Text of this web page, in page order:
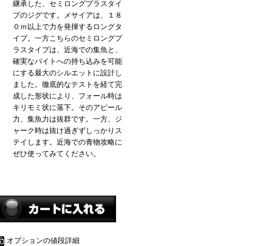
継承した、セミロングプラスタイ
プのジグです。メサイアは、１８
０ｍ以上で力を発揮するロングタ
イプ。一方こちらのセミロングプ
ラスタイプは、近海での集魚と、
確実なバイトへの持ち込みを可能
にする最大のシルエットに設計し
ました。徹底的なテストを経て完
成した形状により、フォール時は
キリモミ状に落下。そのアピール
力、集魚力は抜群です。一方、ジ
ャーク時は抜け過ぎずしっかりス
テイします。近海での青物攻略に
ぜひ使ってみてください。
オプションの値段詳細